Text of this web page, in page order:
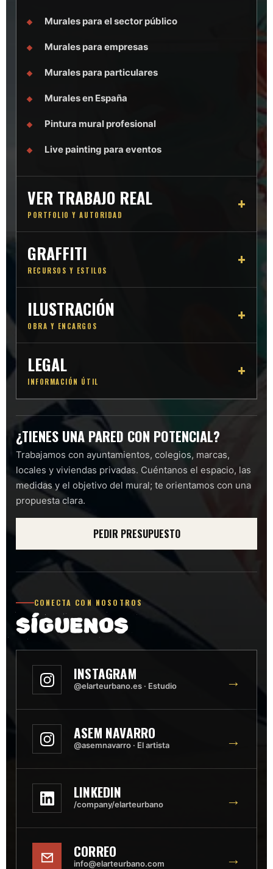
Murales para el sector público
Murales para empresas
Murales para particulares
Murales en España
Pintura mural profesional
Live painting para eventos
VER TRABAJO REAL
PORTFOLIO Y AUTORIDAD
GRAFFITI
RECURSOS Y ESTILOS
ILUSTRACIÓN
OBRA Y ENCARGOS
LEGAL
INFORMACIÓN ÚTIL
¿TIENES UNA PARED CON POTENCIAL?
Trabajamos con ayuntamientos, colegios, marcas,
locales y viviendas privadas. Cuéntanos el espacio, las
medidas y el objetivo del mural; te orientamos con una
propuesta clara.
PEDIR PRESUPUESTO
CONECTA CON NOSOTROS
SÍGUENOS
INSTAGRAM
@elarteurbano.es · Estudio →
ASEM NAVARRO
@asemnavarro · El artista →
LINKEDIN
/company/elarteurbano →
CORREO
info@elarteurbano.com →